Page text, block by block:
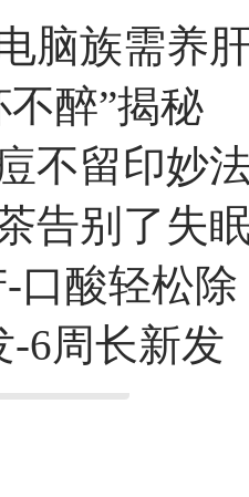
脑族需养
醉”揭秘
不留印妙
告别了失
口酸轻松除
-6周长新发